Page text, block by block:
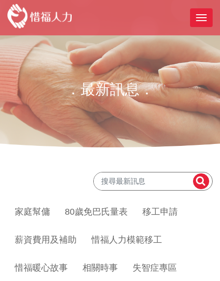
．最新訊息．
家庭幫傭 80歲免巴氏量表 移工申請
薪資費用及補助 惜福人力模範移工
惜福暖心故事 相關時事 失智症專區